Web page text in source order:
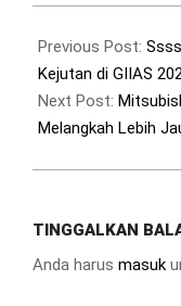
08-
12
Previous Post:
Kejutan di GIIAS
Next Post:
Melangkah Lebih
TINGGALKAN
Anda harus masuk